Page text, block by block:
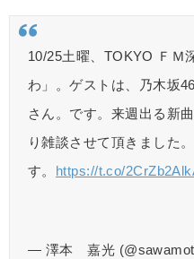
10/25土曜、TOKYO ＦＭ
わ」。ゲストは、乃木坂
さん。です。来週出る新
り雑談させて頂きました
す。 https://t.co/
— 澤本 嘉光